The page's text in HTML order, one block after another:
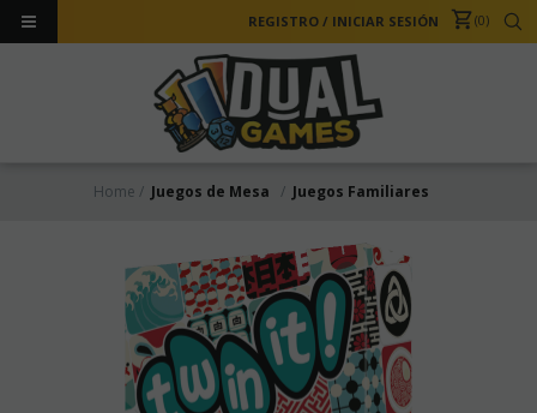
REGISTRO / INICIAR SESIÓN 0
Home Juegos de Mesa Juegos Familiares